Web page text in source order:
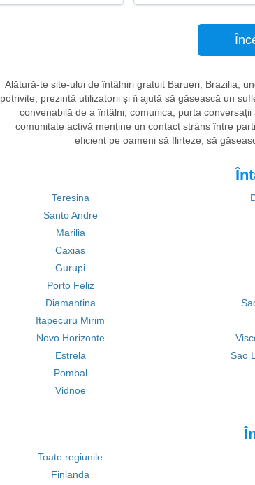
Alătură-te site-ului de întâlniri gratuit Barueri, Brazilia,
potrivite, prezintă utilizatorii și îi ajută să găsească un
convenabilă de a întâlni, comunica, purta
comunitate activă menține un contact strâns între
eficient pe oameni să flirteze, să
Teresina
Santo Andre
Marilia
Caxias
Gurupi
Porto Feliz
Diamantina
Itapecuru Mirim
Novo Horizonte
Estrela
Sao
Pombal
Vidnoe
Toate regiunile
Finlanda